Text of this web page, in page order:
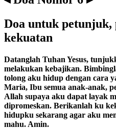
Doa untuk petunjuk,
kekuatan
Datanglah Tuhan Yesus,
melakukan kebajikan.
tolong aku hidup dengan cara
Maria, Ibu semua anak-anak,
Allah supaya aku dapat layak
dipromeskan. Berikanlah ku
hidupku sekarang agar aku
mahu. Amin.